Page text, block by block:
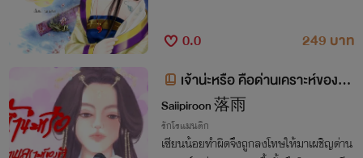
0.0
249 บาท
เจ้าน่ะหรือ คือด่านเคราะห์ของข้
า!
Saiipiroon 落雨
รักโรแมนติก
เซียนน้อยทำผิดจึงถูกลงโทษให้มาเผชิญด่าน